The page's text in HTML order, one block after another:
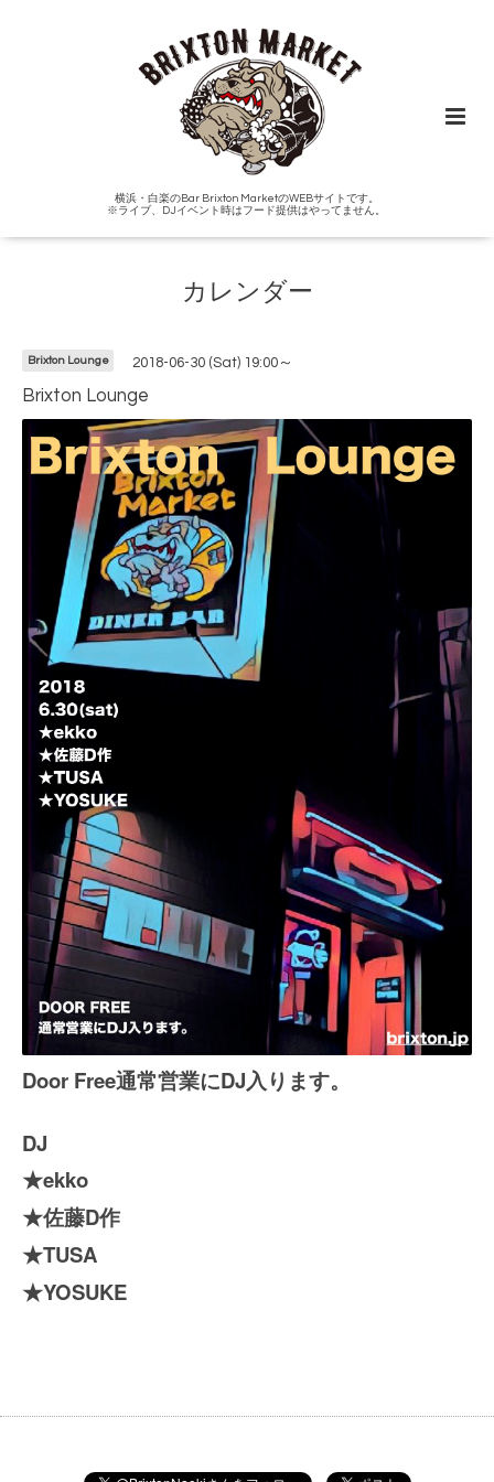
横浜・白楽のBar Brixton MarketのWEBサイトです。
※ライブ、DJイベント時はフード提供はやってません。
カレンダー
Brixton Lounge 2018-06-30 (Sat) 19:00～
Brixton Lounge
Door Free通常営業にDJ入ります。
DJ
★ekko
★佐藤D作
★TUSA
★YOSUKE